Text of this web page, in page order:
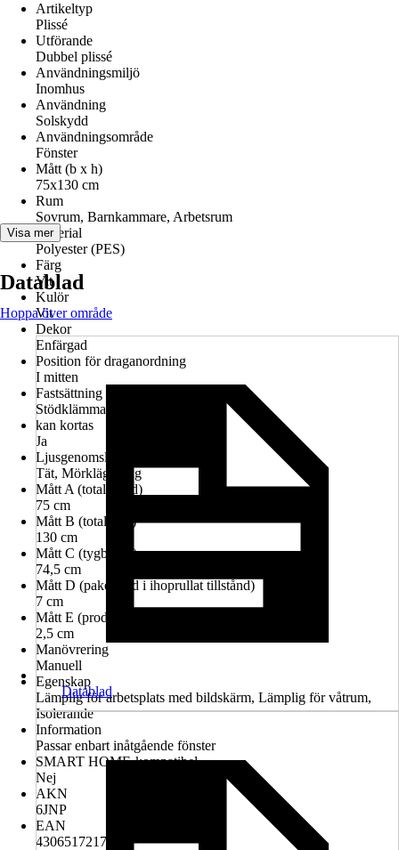
Artikeltyp
Plissé
Utförande
Dubbel plissé
Användningsmiljö
Inomhus
Användning
Solskydd
Användningsområde
Fönster
Mått (b x h)
75x130 cm
Rum
Sovrum, Barnkammare, Arbetsrum
Material
Polyester (PES)
Färg
Vit
Kulör
Vit
Dekor
Enfärgad
Position för draganordning
I mitten
Fastsättning
Stödklämma, Utan att borra
kan kortas
Ja
Ljusgenomsläpplighet
Tät, Mörkläggning
Mått A (totalbredd)
75 cm
Mått B (totalhöjd)
130 cm
Mått C (tygbredd)
74,5 cm
Mått D (pakethöjd i ihoprullat tillstånd)
7 cm
Mått E (produktdjup)
2,5 cm
Manövrering
Manuell
Egenskap
Lämplig för arbetsplats med bildskärm, Lämplig för våtrum,
Isolerande
Information
Passar enbart inåtgående fönster
SMART HOME-kompatibel
Nej
AKN
6JNP
EAN
4306517217334
Visa mer
Datablad
Hoppa över område
Datablad